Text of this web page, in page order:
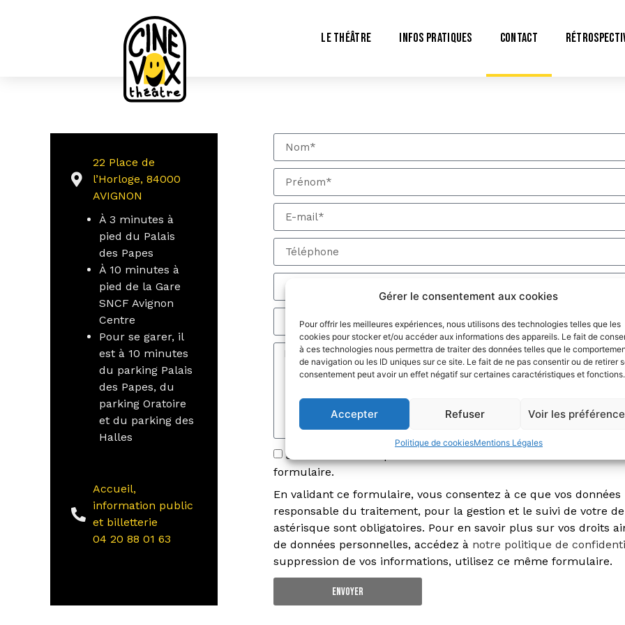
Gérer le consentement aux cookies
Pour offrir les meilleures expériences, nous utilisons des technologies telles que les
cookies pour stocker et/ou accéder aux informations des appareils. Le fait de
à ces technologies nous permettra de traiter des données telles que le
de navigation ou les ID uniques sur ce site. Le fait de ne pas consentir ou de retirer
consentement peut avoir un effet négatif sur certaines caractéristiques et fonctions.
Accepter Refuser Voir les
Politique de cookiesMentions Légales
LE THÉÂTRE INFOS PRATIQUES CONTACT
22 Place de
l’Horloge, 84000
AVIGNON
À 3 minutes à
pied du Palais
des Papes
À 10 minutes à
pied de la Gare
SNCF Avignon
Centre
Pour se garer, il
est à 10 minutes
du parking Palais
des Papes, du
parking Oratoire
et du parking des
Halles
Accueil,
information public
et billetterie
04 20 88 01 63
Je confirme avoir pris connaissance des informations
formulaire.
En validant ce formulaire, vous consentez à ce que vos
responsable du traitement, pour la gestion et le suivi de votre
astérisque sont obligatoires. Pour en savoir plus sur vos droits
de données personnelles, accédez à notre politique de
suppression de vos informations, utilisez ce même formulaire.
Envoyer